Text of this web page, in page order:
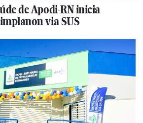
de Apodi-RN inicia
via SUS